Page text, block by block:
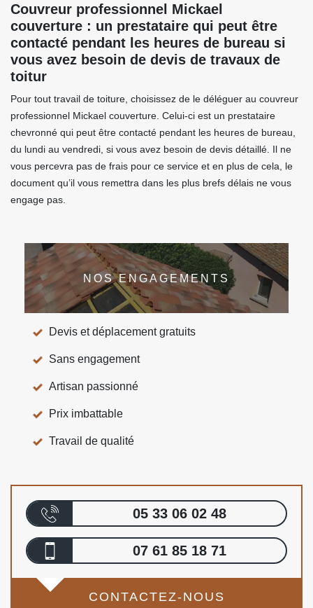
Couvreur professionnel Mickael
couverture : un prestataire qui peut être
contacté pendant les heures de bureau si
vous avez besoin de devis de travaux de
toitur
Pour tout travail de toiture, choisissez de le déléguer au couvreur
professionnel Mickael couverture. Celui-ci est un prestataire
chevronné qui peut être contacté pendant les heures de bureau,
du lundi au vendredi, si vous avez besoin de devis détaillé. Il ne
vous percevra pas de frais pour ce service et en plus de cela, le
document qu’il vous remettra dans les plus brefs délais ne vous
engage pas.
NOS ENGAGEMENTS
Devis et déplacement gratuits
Sans engagement
Artisan passionné
Prix imbattable
Travail de qualité
05 33 06 02 48
07 61 85 18 71
CONTACTEZ-NOUS